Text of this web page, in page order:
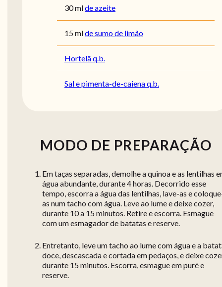
30mlde azeite
15mlde sumo de limão
Hortelã q.b.
Sal e pimenta-de-caiena q.b.
MODO DE PREPARAÇÃO
Em taças separadas, demolhe a quinoa e as lentilhas
água abundante, durante 4 horas. Decorrido esse
tempo, escorra a água das lentilhas, lave-as e
as num tacho com água. Leve ao lume e deixe cozer,
durante 10 a 15 minutos. Retire e escorra. Esmague
com um esmagador de batatas e reserve.
Entretanto, leve um tacho ao lume com água e a
doce, descascada e cortada em pedaços, e deixe
durante 15 minutos. Escorra, esmague em puré e
reserve.